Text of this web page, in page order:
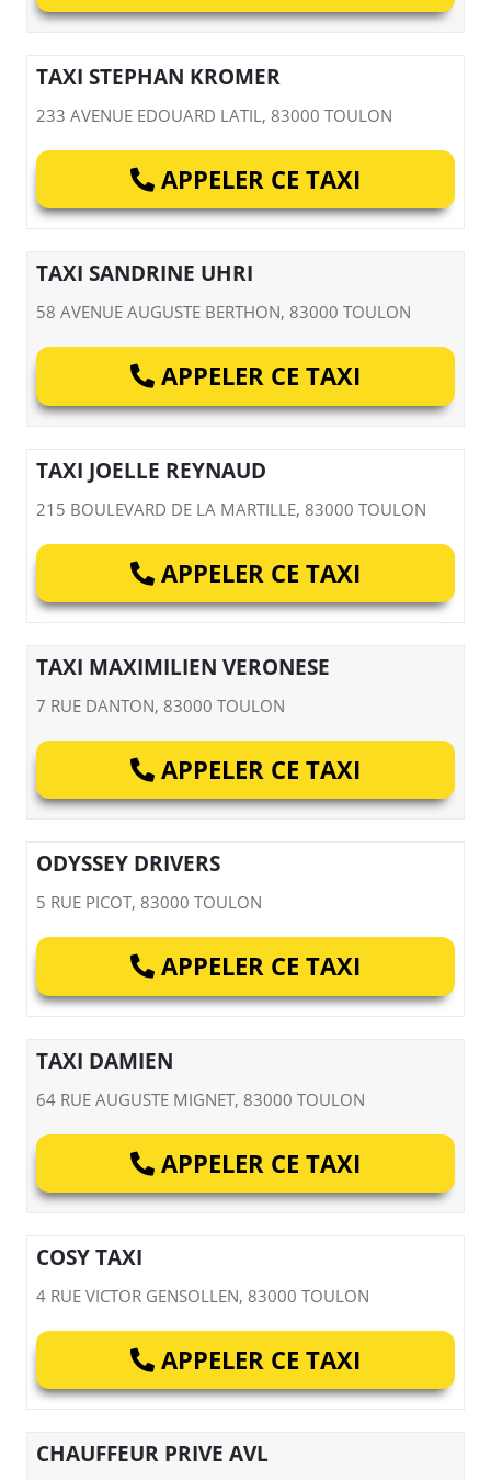
TAXI STEPHAN KROMER
233 AVENUE EDOUARD LATIL, 83000 TOULON
APPELER CE TAXI
TAXI SANDRINE UHRI
58 AVENUE AUGUSTE BERTHON, 83000 TOULON
APPELER CE TAXI
TAXI JOELLE REYNAUD
215 BOULEVARD DE LA MARTILLE, 83000 TOULON
APPELER CE TAXI
TAXI MAXIMILIEN VERONESE
7 RUE DANTON, 83000 TOULON
APPELER CE TAXI
ODYSSEY DRIVERS
5 RUE PICOT, 83000 TOULON
APPELER CE TAXI
TAXI DAMIEN
64 RUE AUGUSTE MIGNET, 83000 TOULON
APPELER CE TAXI
COSY TAXI
4 RUE VICTOR GENSOLLEN, 83000 TOULON
APPELER CE TAXI
CHAUFFEUR PRIVE AVL